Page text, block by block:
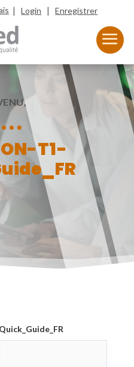
|Login |Enregistrer
T1-